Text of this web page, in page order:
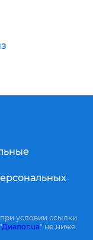
условии ссылки
Диалог.ua" не ниже